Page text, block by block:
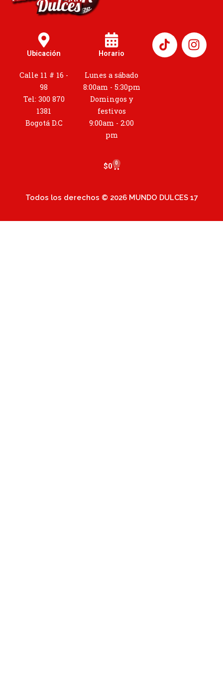
Ubicación
Calle 11 # 16 -
98
Tel: 300 870
1381
Bogotá D.C
Horario
Lunes a sábado
8:00am - 5:30pm
Domingos y
festivos
9:00am - 2:00
pm
I
n
s
$0 0
Cart
Todos los derechos © 2026 MUNDO DULCES 17